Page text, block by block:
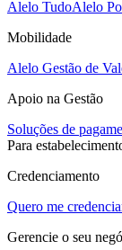
Alelo TudoAlelo
Mobilidade
Alelo Gestão de
Apoio na Gestão
Soluções de
Para
Credenciamento
Quero me
Gerencie o seu